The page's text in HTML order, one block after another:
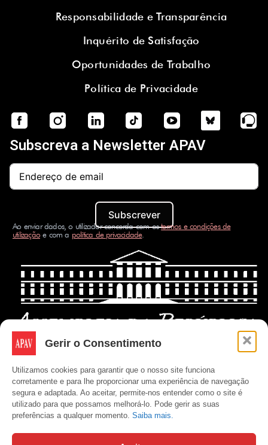
Gerir o Consentimento
Utilizamos cookies para garantir que o nosso site funciona
corretamente e para lhe proporcionar uma experiência de navegação
segura e adaptada. Ao aceitar, permite-nos entender como o site é
utilizado para que possamos melhorá-lo. Pode gerir as suas
preferências a qualquer momento. Saiba mais.
Responsabilidade e Transparência
Inquérito de Satisfação
Oportunidades de Trabalho
Política de Privacidade
Subscreva a Newsletter APAV
Subscrever
Ao enviar dados, o utilizador concorda com ostermos e condições de
utilizaçãoe com a política de privacidade.